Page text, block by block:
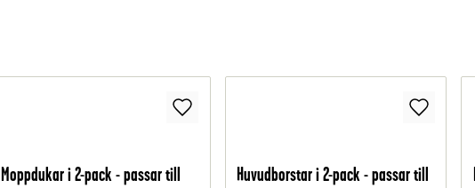
Moppdukar i 2-pack - passar till
Huvudborstar i 2-pack - passar till